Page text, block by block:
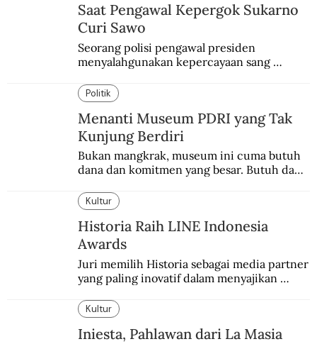
Saat Pengawal Kepergok Sukarno
Curi Sawo
Seorang polisi pengawal presiden
menyalahgunakan kepercayaan sang
Politik
Menanti Museum PDRI yang Tak
Kunjung Berdiri
Bukan mangkrak, museum ini cuma butuh
dana dan komitmen yang besar. Butuh dana
Kultur
Historia Raih LINE Indonesia
Awards
Juri memilih Historia sebagai media partner
yang paling inovatif dalam menyajikan
Kultur
Iniesta, Pahlawan dari La Masia